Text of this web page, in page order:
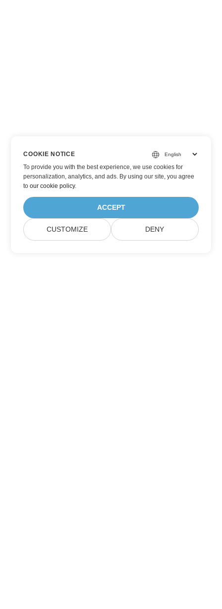
COOKIE NOTICE
To provide you with the best experience, we use cookies for
personalization, analytics, and ads. By using our site, you agree
toour cookie policy.
ACCEPT
CUSTOMIZE DENY